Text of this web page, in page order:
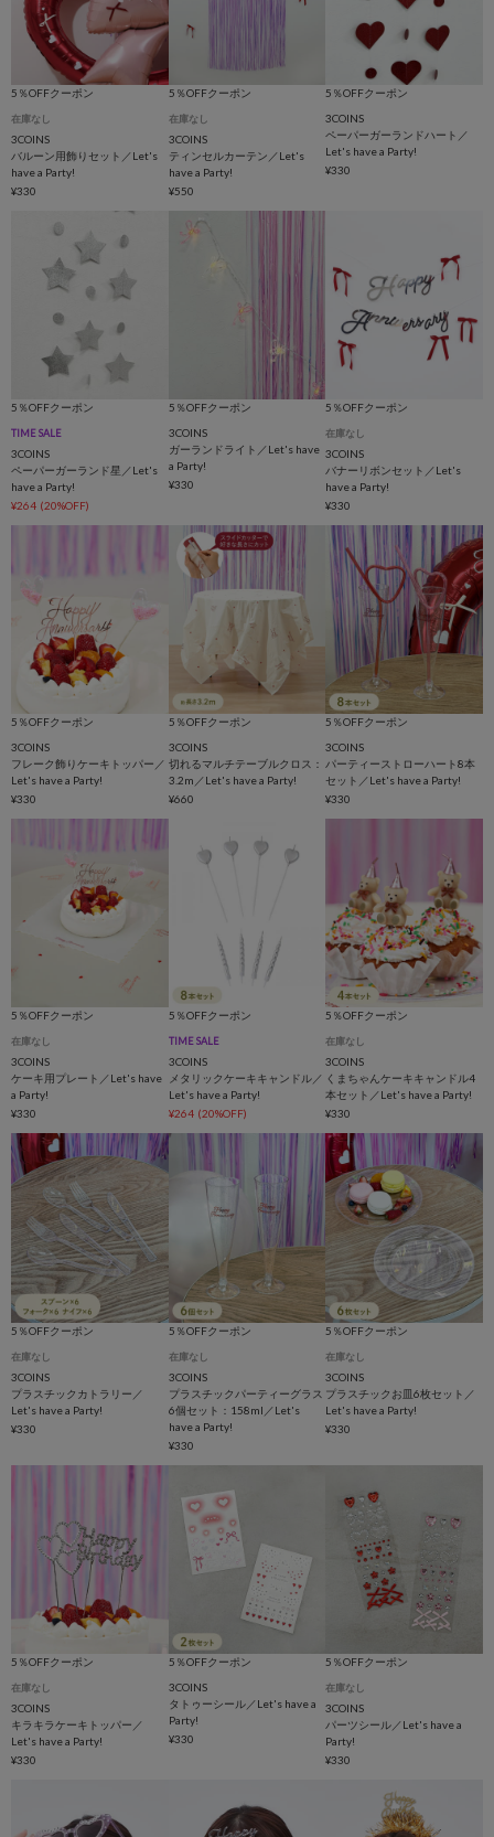
5％OFFクーポン
在庫なし
3COINS
バルーン用飾りセット／Let's
have a Party!
¥330
5％OFFクーポン
在庫なし
3COINS
ティンセルカーテン／Let's
have a Party!
¥550
5％OFFクーポン
3COINS
ペーパーガーランドハート／
Let's have a Party!
¥330
5％OFFクーポン
TIME SALE
3COINS
ペーパーガーランド星／Let's
have a Party!
¥264 (20%OFF)
5％OFFクーポン
3COINS
ガーランドライト／Let's have
a Party!
¥330
5％OFFクーポン
在庫なし
3COINS
バナーリボンセット／Let's
have a Party!
¥330
5％OFFクーポン
3COINS
フレーク飾りケーキトッパー／
Let's have a Party!
¥330
5％OFFクーポン
3COINS
切れるマルチテーブルクロス：
3.2m／Let's have a Party!
¥660
5％OFFクーポン
3COINS
パーティーストローハート8本
セット／Let's have a Party!
¥330
5％OFFクーポン
在庫なし
3COINS
ケーキ用プレート／Let's have
a Party!
¥330
5％OFFクーポン
TIME SALE
3COINS
メタリックケーキキャンドル／
Let's have a Party!
¥264 (20%OFF)
5％OFFクーポン
在庫なし
3COINS
くまちゃんケーキキャンドル4
本セット／Let's have a Party!
¥330
5％OFFクーポン
在庫なし
3COINS
プラスチックカトラリー／
Let's have a Party!
¥330
5％OFFクーポン
在庫なし
3COINS
プラスチックパーティーグラス
6個セット：158ml／Let's
have a Party!
¥330
5％OFFクーポン
在庫なし
3COINS
プラスチックお皿6枚セット／
Let's have a Party!
¥330
5％OFFクーポン
在庫なし
3COINS
キラキラケーキトッパー／
Let's have a Party!
¥330
5％OFFクーポン
3COINS
タトゥーシール／Let's have a
Party!
¥330
5％OFFクーポン
在庫なし
3COINS
パーツシール／Let's have a
Party!
¥330